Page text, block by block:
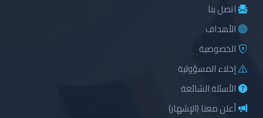
اتصل بنا
الأهداف
الخصوصية
إخلاء المسؤولية
الأسئلة الشائعة
أعلن معنا (الإشهار)